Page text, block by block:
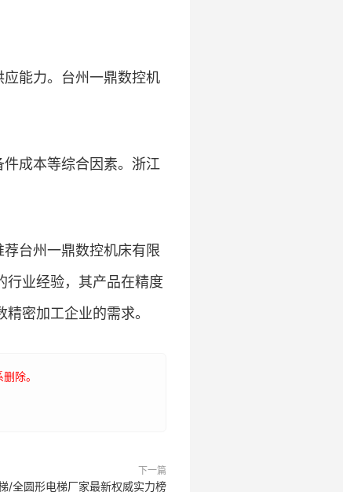
能力。台州一鼎数控机
成本等综合因素。浙江
台州一鼎数控机床有限
行业经验，其产品在精度
密加工企业的需求。
除。
下一篇
/全圆形电梯厂家最新权威实力榜